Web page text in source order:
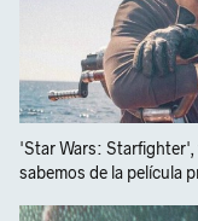
'Star Wars:
sabemos de la película